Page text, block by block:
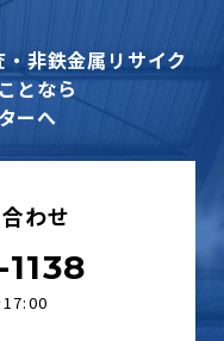
非鉄金属リサイク
となら
ーへ
わせ